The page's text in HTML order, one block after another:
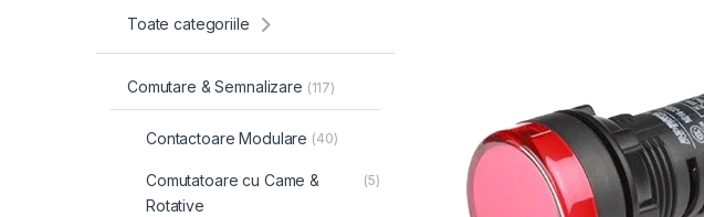
Toate categoriile
Comutare & Semnalizare (117)
Contactoare Modulare (40)
Comutatoare cu Came &
Rotative
(5)